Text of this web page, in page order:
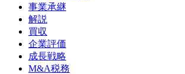
事業承継
解説
買収
企業評価
成長戦略
M&A税務